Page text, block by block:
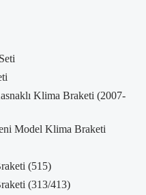
Klima Braketi (2007-
Model Klima Braketi
(515)
(313/413)